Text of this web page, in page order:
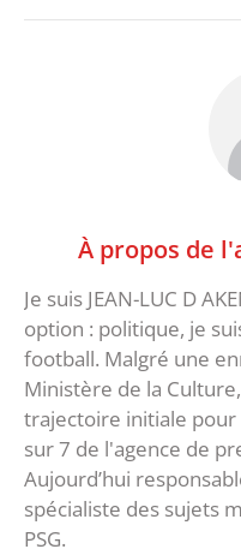
À propos de
Je suis JEAN-LUC D
option : politique, je
football. Malgré une
Ministère de la
trajectoire initiale
sur 7 de l'agence de
Aujourd’hui
spécialiste des sujets
PSG.